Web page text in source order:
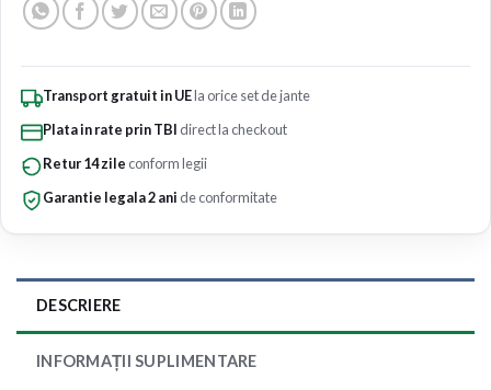
Transport gratuit in UEla orice set de jante
Plata in rate prin TBI direct la checkout
Retur 14 zile conform legii
Garantie legala 2 ani de conformitate
DESCRIERE
INFORMAȚII SUPLIMENTARE